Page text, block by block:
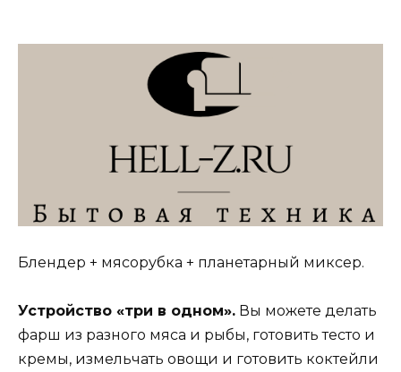
Блендер + мясорубка + планетарный миксер.
Устройство «три в одном». Вы можете делать
фарш из разного мяса и рыбы, готовить тесто и
кремы, измельчать овощи и готовить коктейли